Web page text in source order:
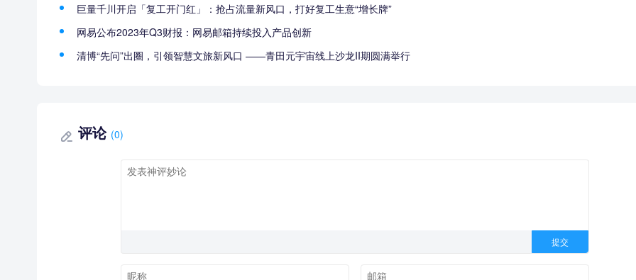
巨量千川开启「复工开门红」：抢占流量新风口，打好复工生意“增长牌”
网易公布2023年Q3财报：网易邮箱持续投入产品创新
清博“先问”出圈，引领智慧文旅新风口 ——青田元宇宙线上沙龙II期圆满举行
评论 (0)